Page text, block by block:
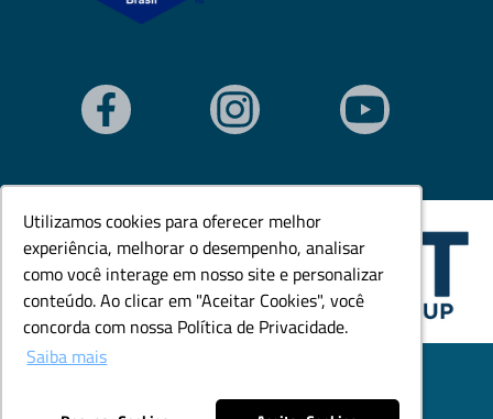
Utilizamos cookies para oferecer melhor
experiência, melhorar o desempenho, analisar
como você interage em nosso site e personalizar
conteúdo. Ao clicar em "Aceitar Cookies", você
concorda com nossa Política de Privacidade.
Saiba mais
Utilizamos cookies para oferecer melhor
experiência, melhorar o desempenho, analisar
como você interage em nosso site e personalizar
conteúdo. Ao clicar em "Aceitar Cookies", você
concorda com nossa Política de Privacidade.
Saiba mais
© Todos os direitos reservados. Goedert Ltda - CNPJ: